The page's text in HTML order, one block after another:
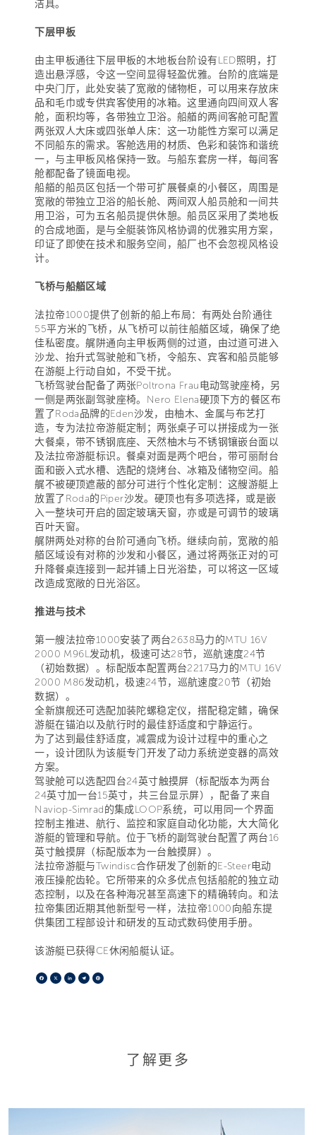
洁具。
下层甲板
由主甲板通往下层甲板的木地板台阶设有LED照明，打
造出悬浮感，令这一空间显得轻盈优雅。台阶的底端是
中央门厅，此处安装了宽敞的储物柜，可以用来存放床
品和毛巾或专供宾客使用的冰箱。这里通向四间双人客
舱，面积均等，各带独立卫浴。船艏的两间客舱可配置
两张双人大床或四张单人床：这一功能性方案可以满足
不同船东的需求。客舱选用的材质、色彩和装饰和谐统
一，与主甲板风格保持一致。与船东套房一样，每间客
舱都配备了镜面电视。
船艏的船员区包括一个带可扩展餐桌的小餐区，周围是
宽敞的带独立卫浴的船长舱、两间双人船员舱和一间共
用卫浴，可为五名船员提供休憩。船员区采用了类地板
的合成地面，是与全艇装饰风格协调的优雅实用方案，
印证了即使在技术和服务空间，船厂也不会忽视风格设
计。
飞桥与船艏区域
法拉帝1000提供了创新的船上布局：有两处台阶通往
55平方米的飞桥，从飞桥可以前往船艏区域，确保了绝
佳私密度。艉阱通向主甲板两侧的过道，由过道可进入
沙龙、抬升式驾驶舱和飞桥，令船东、宾客和船员能够
在游艇上行动自如，不受干扰。
飞桥驾驶台配备了两张Poltrona Frau电动驾驶座椅，另
一侧是两张副驾驶座椅。Nero Elena硬顶下方的餐区布
置了Roda品牌的Eden沙发，由柚木、金属与布艺打
造，专为法拉帝游艇定制；两张桌子可以拼接成为一张
大餐桌，带不锈钢底座、天然柚木与不锈钢镶嵌台面以
及法拉帝游艇标识。餐桌对面是两个吧台，带可丽耐台
面和嵌入式水槽、选配的烧烤台、冰箱及储物空间。船
艉不被硬顶遮蔽的部分可进行个性化定制：这艘游艇上
放置了Roda的Piper沙发。硬顶也有多项选择，或是嵌
入一整块可开启的固定玻璃天窗，亦或是可调节的玻璃
百叶天窗。
艉阱两处对称的台阶可通向飞桥。继续向前，宽敞的船
艏区域设有对称的沙发和小餐区，通过将两张正对的可
升降餐桌连接到一起并铺上日光浴垫，可以将这一区域
改造成宽敞的日光浴区。
推进与技术
第一艘法拉帝1000安装了两台2638马力的MTU 16V
2000 M96L发动机，极速可达28节，巡航速度24节
（初始数据）。标配版本配置两台2217马力的MTU 16V
2000 M86发动机，极速24节，巡航速度20节（初始
数据）。
全新旗舰还可选配加装陀螺稳定仪，搭配稳定鳍，确保
游艇在锚泊以及航行时的最佳舒适度和宁静运行。
为了达到最佳舒适度，减震成为设计过程中的重心之
一，设计团队为该艇专门开发了动力系统逆变器的高效
方案。
驾驶舱可以选配四台24英寸触摸屏（标配版本为两台
24英寸加一台15英寸，共三台显示屏），配备了来自
Naviop-Simrad的集成LOOP系统，可以用同一个界面
控制主推进、航行、监控和家庭自动化功能，大大简化
游艇的管理和导航。位于飞桥的副驾驶台配置了两台16
英寸触摸屏（标配版本为一台触摸屏）。
法拉帝游艇与Twindisc合作研发了创新的E-Steer电动
液压操舵齿轮。它所带来的众多优点包括船舵的独立动
态控制，以及在各种海况甚至高速下的精确转向。和法
拉帝集团近期其他新型号一样，法拉帝1000向船东提
供集团工程部设计和研发的互动式数码使用手册。
该游艇已获得CE休闲船艇认证。
Facebook
X LinkedIn
Telegram
了解更多